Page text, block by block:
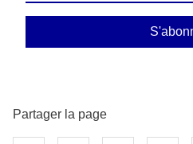
Partager la page